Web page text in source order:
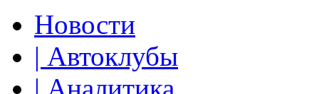
Новости
| Автоклубы